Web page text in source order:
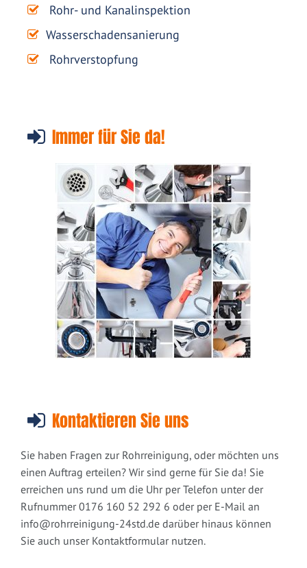
Rohr- und Kanalinspektion
Wasserschadensanierung
Rohrverstopfung
Immer für Sie da!
Kontaktieren Sie uns
Sie haben Fragen zur Rohrreinigung, oder möchten uns
einen Auftrag erteilen? Wir sind gerne für Sie da! Sie
erreichen uns rund um die Uhr per Telefon unter der
Rufnummer 0176 160 52 292 6 oder per E-Mail an
info@rohrreinigung-24std.de darüber hinaus können
Sie auch unser Kontaktformular nutzen.